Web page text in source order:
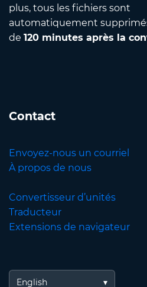
plus, tous les fichiers sont
automatiquement
de 120 minutes après la
Contact
Envoyez-nous un courriel
À propos de nous
Convertisseur d’unités
Traducteur
Extensions de navigateur
English